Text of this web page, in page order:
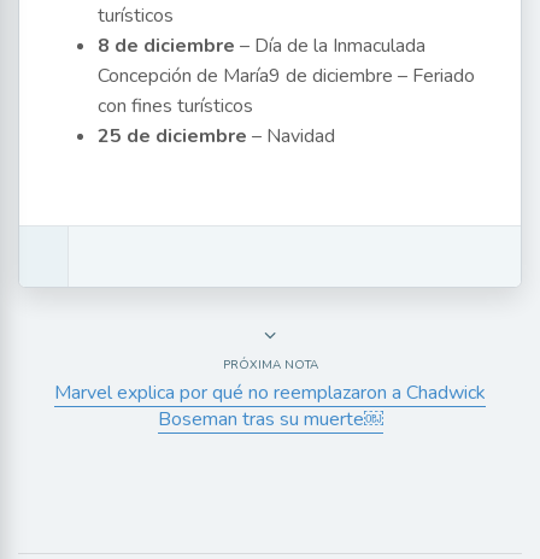
turísticos
8 de diciembre – Día de la Inmaculada
Concepción de María9 de diciembre – Feriado
con fines turísticos
25 de diciembre – Navidad
PRÓXIMA NOTA
Marvel explica por qué no reemplazaron a Chadwick
Boseman tras su muerte￼